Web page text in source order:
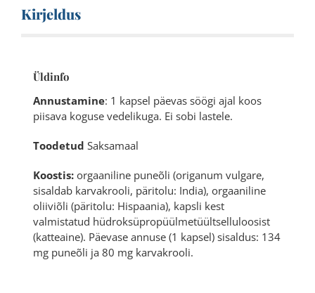
Kirjeldus
Üldinfo
Annustamine: 1 kapsel päevas söögi ajal koos
piisava koguse vedelikuga. Ei sobi lastele.
Toodetud Saksamaal
Koostis:orgaaniline puneõli (origanum vulgare,
sisaldab karvakrooli, päritolu: India), orgaaniline
oliiviõli (päritolu: Hispaania), kapsli kest
valmistatud hüdroksüpropüülmetüültselluloosist
(katteaine). Päevase annuse (1 kapsel) sisaldus: 134
mg puneõli ja 80 mg karvakrooli.